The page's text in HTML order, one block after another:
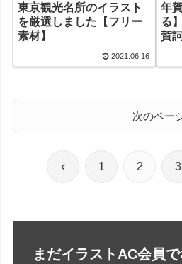
東京観光名所のイラスト
を厳選しました【フリー
素材】
2021.06.16
年
る
賀
次のペー
前 1 2 3
まだイラストAC会員